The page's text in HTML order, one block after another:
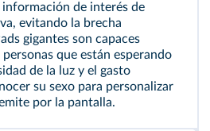
de interés de
evitando la brecha
gigantes son capaces
que están esperando
de la luz y el gasto
su sexo para personalizar
por la pantalla.